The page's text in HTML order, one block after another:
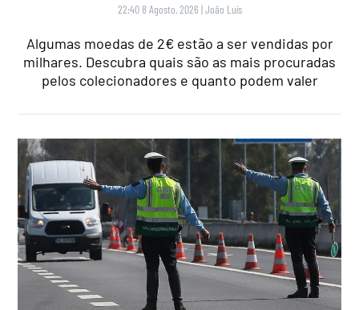
22:40 8 Agosto, 2026 |João Luís
Algumas moedas de 2€ estão a ser vendidas por
milhares. Descubra quais são as mais procuradas
pelos colecionadores e quanto podem valer